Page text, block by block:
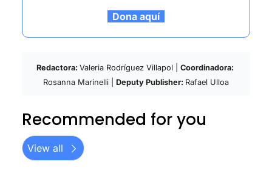
  Dona aquí
Redactora: Valeria Rodríguez Villapol |
Rosanna Marinelli | Deputy Publisher: Rafael Ulloa
Recommended for you
View all